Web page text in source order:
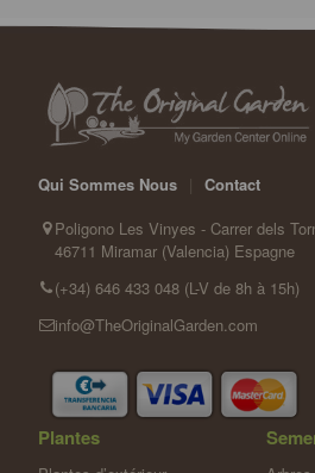
Qui Sommes Nous
Contact
Poligono Les Vinyes - Carrer dels
46711 Miramar (Valencia) Espagne
(+34) 646 433 048 (L-V de 8h à 15h)
info@TheOriginalGarden.com
Plantes